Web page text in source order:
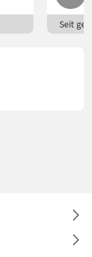
Seit